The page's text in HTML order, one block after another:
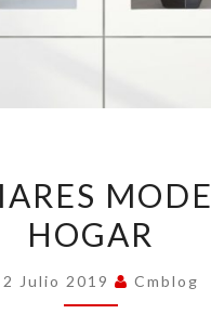
AUXILIARES
MODERNOS
EL
HOGAR
2 Julio 2019 Cmblog